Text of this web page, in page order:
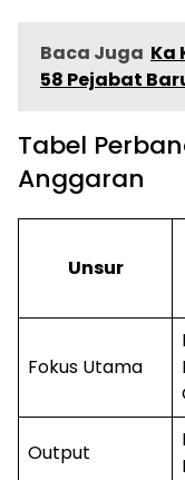
Baca Juga Ka
58 Pejabat
​Tabel
Anggaran
Unsur
Fokus Utama
Output